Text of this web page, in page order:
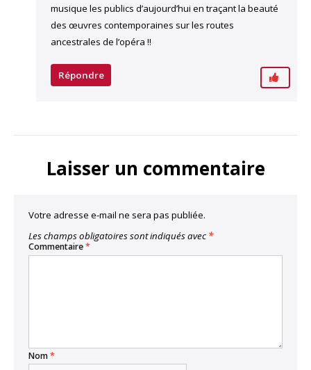
musique les publics d’aujourd’hui en traçant la beauté
des œuvres contemporaines sur les routes
ancestrales de l’opéra !!
Répondre
Laisser un commentaire
Votre adresse e-mail ne sera pas publiée.
Les champs obligatoires sont indiqués avec *
Commentaire*
Nom*